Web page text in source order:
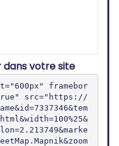
votre site
framebor
src="https://